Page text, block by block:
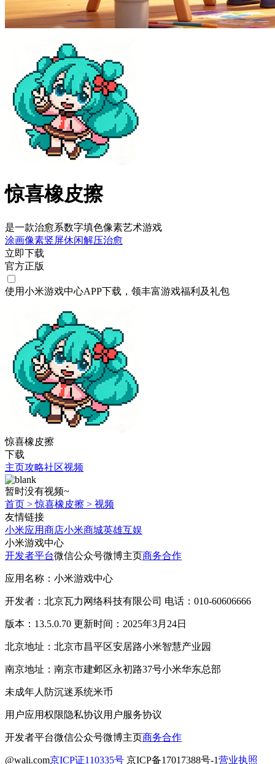
惊喜橡皮擦
是一款治愈系数字填色像素艺术游戏
涂画像素竖屏休闲解压治愈
立即下载
官方正版
使用小米游戏中心APP下载 ，领丰富游戏福利 及礼包
惊喜橡皮擦
下载
主页攻略社区视频
暂时没有视频~
首页 >惊喜橡皮擦 > 视频
友情链接
小米应用商店小米商城英雄互娱
小米游戏中心
开发者平台微信公众号微博主页商务合作
应用名称：小米游戏中心
开发者：北京瓦力网络科技有限公司 电话：010-60606666
版本：13.5.0.70 更新时间：2025年3月24日
北京地址：北京市昌平区安居路小米智慧产业园
南京地址：南京市建邺区永初路37号小米华东总部
未成年人防沉迷系统米币
用户应用权限隐私协议用户服务协议
开发者平台微信公众号微博主页商务合作
@wali.com京ICP证110335号 京ICP备17017388号-1营业执照